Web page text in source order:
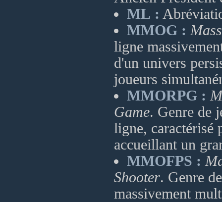
ML :
MMOG :
ligne
d'un univers
joueurs
MMORPG :
Game. Genre de
ligne, caractérisé
accueillant un
MMOFPS :
Shooter. Genre
massivement